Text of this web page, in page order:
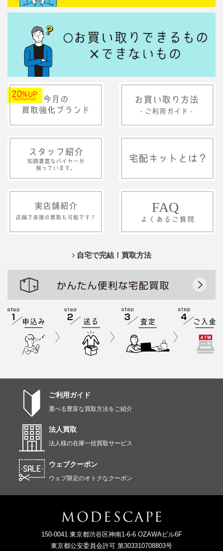
自宅で完結！買取方法
ご利用ガイド
選べる豊富な買取方法をご紹介
法人買取
法人様の在庫一括買取サービス
ウェブクーポン
ウェブ限定のオトクなクーポン
150-0041 東京都渋谷区神南1-6-6 OZAWAビル6F
東京都公安委員会許可 第303310708803号